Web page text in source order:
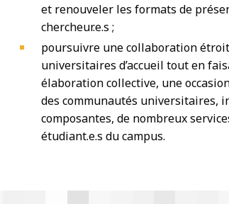
et renouveler les formats de
chercheur.e.s ;
poursuivre une collaboration
universitaires d’accueil tout en
élaboration collective, une
des communautés universitaires,
composantes, de nombreux
étudiant.e.s du campus.